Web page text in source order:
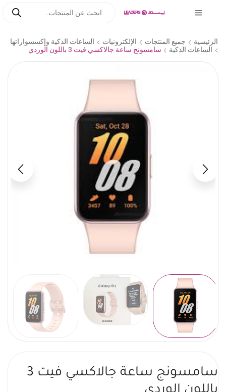
الرئيسية جميع المنتجات الإلكترونيات
الساعات الذكية وإكسسواراتها
الساعات الذكية
سامسونج ساعة جالاكسي فيت 3 باللون الوردي
سامسونج ساعة جالاكسي فيت 3